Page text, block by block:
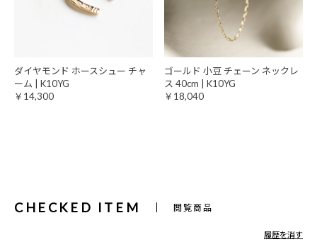
ダイヤモンド ホースシュー チャ
ーム | K10YG
￥14,300
ゴールド 小豆 チェーン ネックレ
ス 40cm | K10YG
￥18,040
CHECKED ITEM 閲覧商品
履歴を消す